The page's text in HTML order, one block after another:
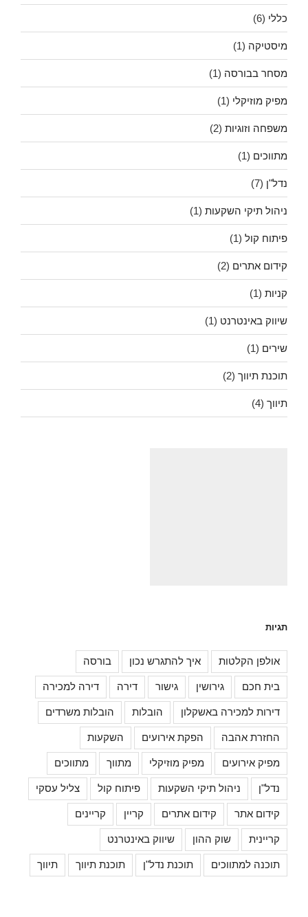
כללי (6)
מיסטיקה (1)
מסחר בבורסה (1)
מפיק מוזיקלי (1)
משפחה וזוגיות (2)
מתווכים (1)
נדל"ן (7)
ניהול תיקי השקעות (1)
פיתוח קול (1)
קידום אתרים (2)
קניות (1)
שיווק באינטרנט (1)
שירים (1)
תוכנת תיווך (2)
תיווך (4)
תגיות
אולפן הקלטות איך להתגרש נכון בורסה
בית חכם גירושין גישור דירה דירה למכירה
דירות למכירה באשקלון הובלות הובלות משרדים
החזרת אהבה הפקת אירועים השקעות
מפיק אירועים מפיק מוזיקלי מתווך מתווכים
נדל"ן ניהול תיקי השקעות פיתוח קול צליל עסקי
קידום אתר קידום אתרים קריין קריינים
קריינית שוק ההון שיווק באינטרנט
תוכנה למתווכים תוכנת נדל"ן תוכנת תיווך תיווך